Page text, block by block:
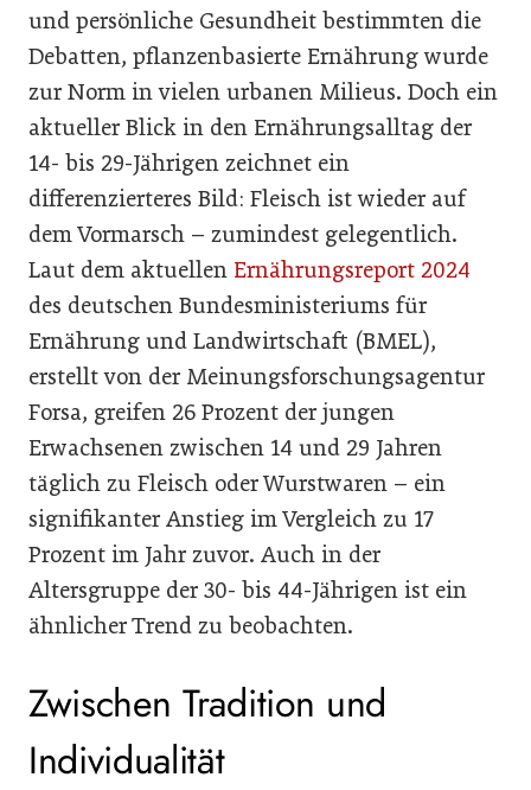
und persönliche Gesundheit bestimmten die
Debatten, pflanzenbasierte Ernährung wurde
zur Norm in vielen urbanen Milieus. Doch ein
aktueller Blick in den Ernährungsalltag der
14- bis 29-Jährigen zeichnet ein
differenzierteres Bild: Fleisch ist wieder auf
dem Vormarsch – zumindest gelegentlich.
Laut dem aktuellen Ernährungsreport 2024
des deutschen Bundesministeriums für
Ernährung und Landwirtschaft (BMEL),
erstellt von der Meinungsforschungsagentur
Forsa, greifen 26 Prozent der jungen
Erwachsenen zwischen 14 und 29 Jahren
täglich zu Fleisch oder Wurstwaren – ein
signifikanter Anstieg im Vergleich zu 17
Prozent im Jahr zuvor. Auch in der
Altersgruppe der 30- bis 44-Jährigen ist ein
ähnlicher Trend zu beobachten.
Zwischen Tradition und
Individualität